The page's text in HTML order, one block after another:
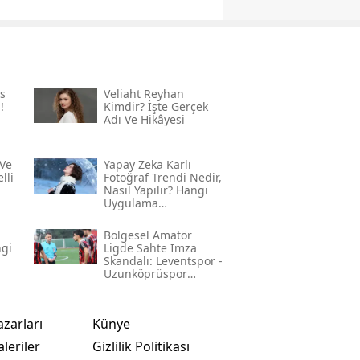
Veliaht Reyhan
Kimdir? İşte Gerçek
Adı Ve Hikâyesi
Yapay Zeka Karlı
Fotoğraf Trendi Nedir,
Nasıl Yapılır? Hangi
Uygulama
Adım Adım Rehber
Bölgesel Amatör
Ligde Sahte Imza
Skandalı: Leventspor -
Uzunköprüspor
Künye
Gizlilik Politikası